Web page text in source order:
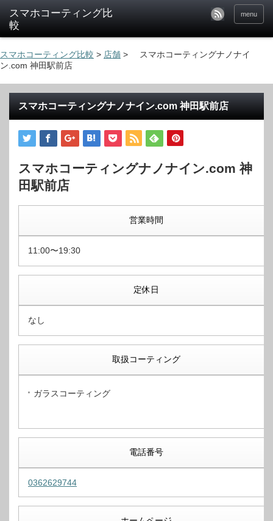
menu
スマホコーティング比較 > 店舗 >
スマホコーティングナノナイ
ン.com 神田駅前店
スマホコーティングナノナイン.com 神田駅前店
スマホコーティングナノナイン.com 神
田駅前店
営業時間
11:00〜19:30
定休日
なし
取扱コーティング
ガラスコーティング
電話番号
0362629744